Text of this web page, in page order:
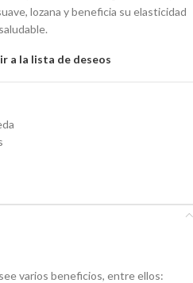
lozana y beneficia su elasticidad
a la lista de deseos
varios beneficios, entre ellos: